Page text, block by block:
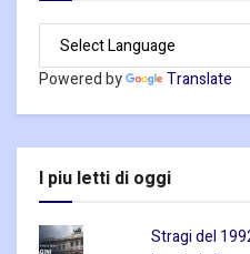
Powered by Translate
I piu letti di oggi
Stragi del